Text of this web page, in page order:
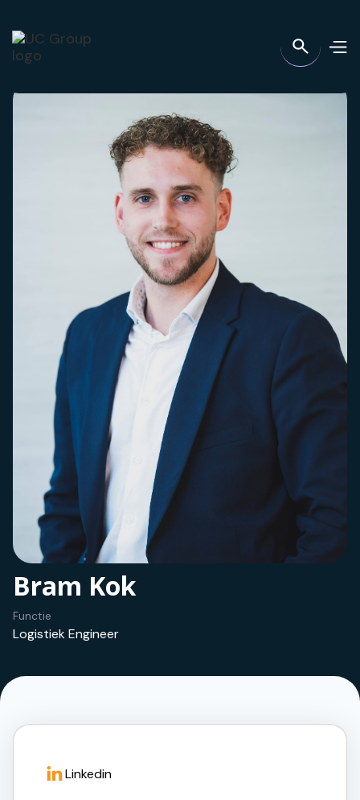
Bram Kok
Functie
Logistiek Engineer
Linkedin